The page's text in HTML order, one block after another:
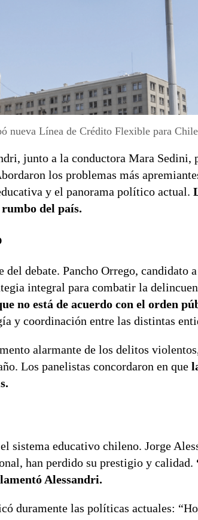
nueva Línea de Crédito Flexible para
junto a la conductora Mara Sedini,
los problemas más
y el panorama político actual.
del país.
debate. Pancho Orrego, candidato
integral para combatir la
no está de acuerdo con el orden
y coordinación entre las distintas
alarmante de los delitos
Los panelistas concordaron en que
sistema educativo chileno. Jorge
han perdido su prestigio y calidad.
Alessandri.
duramente las políticas actuales: